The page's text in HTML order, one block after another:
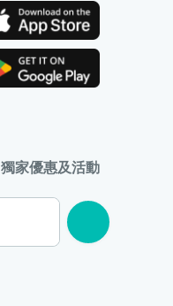
家優惠及活動